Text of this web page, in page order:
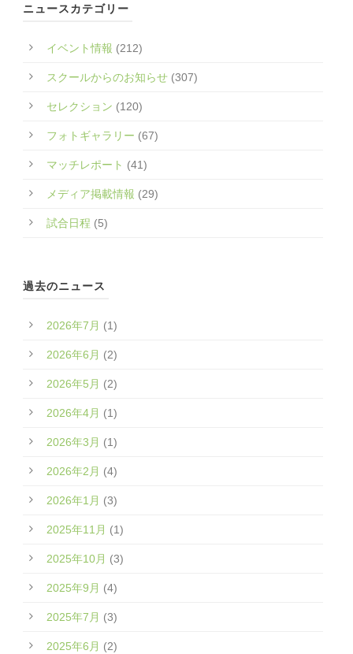
ニュースカテゴリー
イベント情報 (212)
スクールからのお知らせ (307)
セレクション (120)
フォトギャラリー (67)
マッチレポート (41)
メディア掲載情報 (29)
試合日程 (5)
過去のニュース
2026年7月 (1)
2026年6月 (2)
2026年5月 (2)
2026年4月 (1)
2026年3月 (1)
2026年2月 (4)
2026年1月 (3)
2025年11月 (1)
2025年10月 (3)
2025年9月 (4)
2025年7月 (3)
2025年6月 (2)